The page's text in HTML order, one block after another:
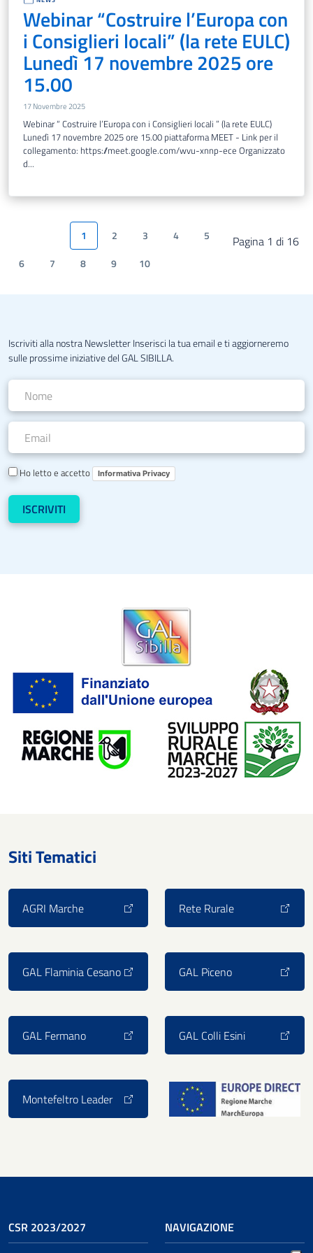
Webinar “Costruire l’Europa con
i Consiglieri locali” (la rete EULC)
Lunedì 17 novembre 2025 ore
15.00
17 Novembre 2025
Webinar “ Costruire l’Europa con i Consiglieri locali ” (la rete EULC)
Lunedì 17 novembre 2025 ore 15.00 piattaforma MEET - Link per il
collegamento: https://meet.google.com/wvu-xnnp-ece Organizzato
d...
Pagina 1 di 16
1 2 3 4
5
6
7 8 9 10
Iscriviti alla nostra Newsletter Inserisci la tua email e ti aggiorneremo
sulle prossime iniziative del GAL SIBILLA.
Ho letto e accetto Informativa Privacy
Siti Tematici
AGRI Marche Rete Rurale
GAL Flaminia Cesano GAL Piceno
GAL Fermano GAL Colli Esini
Montefeltro Leader
CSR 2023/2027 NAVIGAZIONE